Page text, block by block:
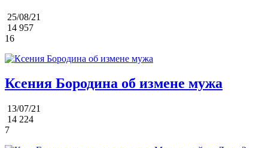
25/08/21
14 957
16
Ксения Бородина об измене мужа
13/07/21
14 224
7